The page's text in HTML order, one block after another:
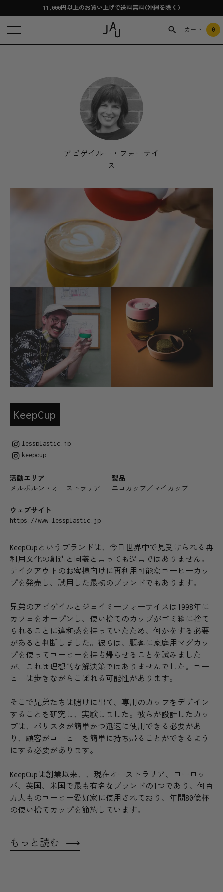
11,000円以上のお買い上げで送料無料(沖縄を除く)
カート 0
アビゲイルー・フォーサイ
ス
KeepCup
lessplastic.jp
keepcup
活動エリア
メルボルン・オーストラリア
製品
エコカップ／マイカップ
ウェブサイト
https://www.lessplastic.jp
KeepCup というブランドは、今日世界中で見受けられる再
利用文化の創造と同義と言っても過言ではありません。
テイクアウトのお客様向けに再利用可能なコーヒーカッ
プを発売し、試用した最初のブランドでもあります。
兄弟のアビゲイルとジェイミーフォーサイスは1998年に
カフェをオープンし、使い捨てのカップがゴミ箱に捨て
られることに違和感を持っていたため、何かをする必要
があると判断しました。彼らは、顧客に家庭用マグカッ
プを使ってコーヒーを持ち帰らせることを試みました
が、これは理想的な解決策ではありませんでした。コー
ヒーは歩きながらこぼれる可能性があります。
そこで兄弟たちは賭けに出て、専用のカップをデザイン
することを研究し、実験しました。彼らが設計したカッ
プは、バリスタが簡単かつ迅速に使用できる必要があ
り、顧客がコーヒーを簡単に持ち帰ることができるよう
にする必要があります。
KeepCupは創業以来、、現在オーストラリア、ヨーロッ
パ、英国、米国で最も有名なブランドの1つであり、何百
万人ものコーヒー愛好家に使用されており、年間80億杯
の使い捨てカップを節約しています。
もっと読む